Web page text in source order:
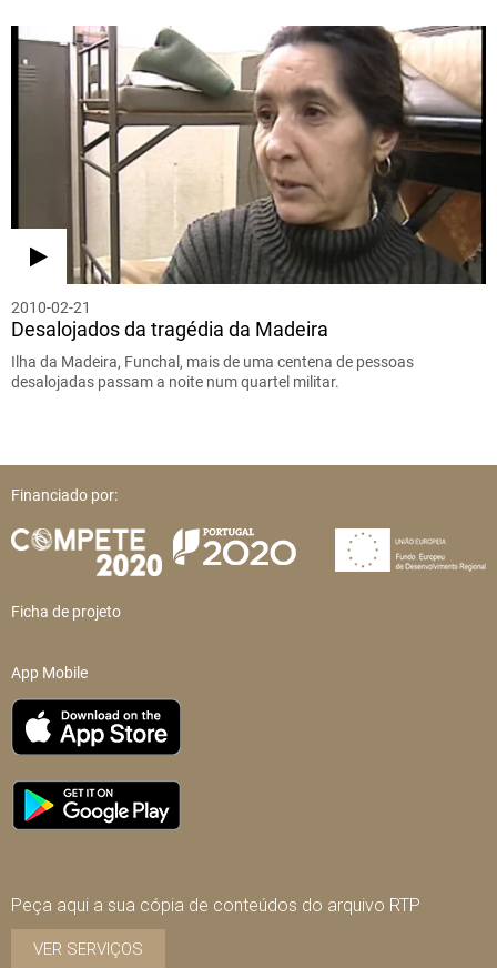
2010-02-21
Desalojados da tragédia da Madeira
Ilha da Madeira, Funchal, mais de uma centena de pessoas
desalojadas passam a noite num quartel militar.
Financiado por:
Ficha de projeto
App Mobile
Peça aqui a sua cópia de conteúdos do arquivo RTP
VER SERVIÇOS